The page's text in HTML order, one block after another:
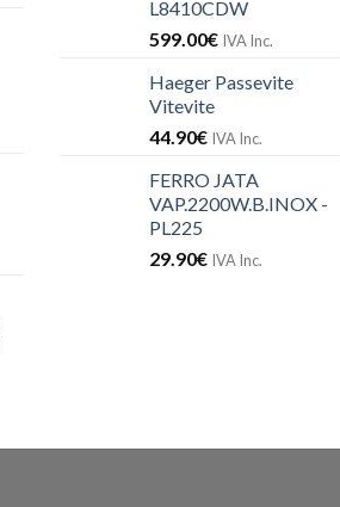
L8410CDW
599.00€ IVA Inc.
Haeger Passevite
Vitevite
44.90€ IVA Inc.
FERRO JATA
VAP.2200W.B.INOX -
PL225
29.90€ IVA Inc.